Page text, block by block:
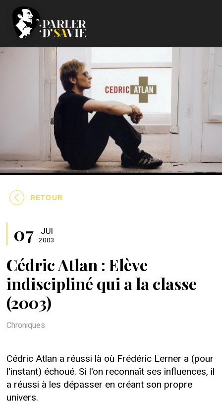
RETOUR
Cédric Atlan : Elève
indiscipliné qui a la classe
(2003)
07 JUI
2003
Chroniques
Cédric Atlan a réussi là où Frédéric Lerner a (pour
l'instant) échoué. Si l'on reconnaît ses influences, il
a réussi à les dépasser en créant son propre
univers.